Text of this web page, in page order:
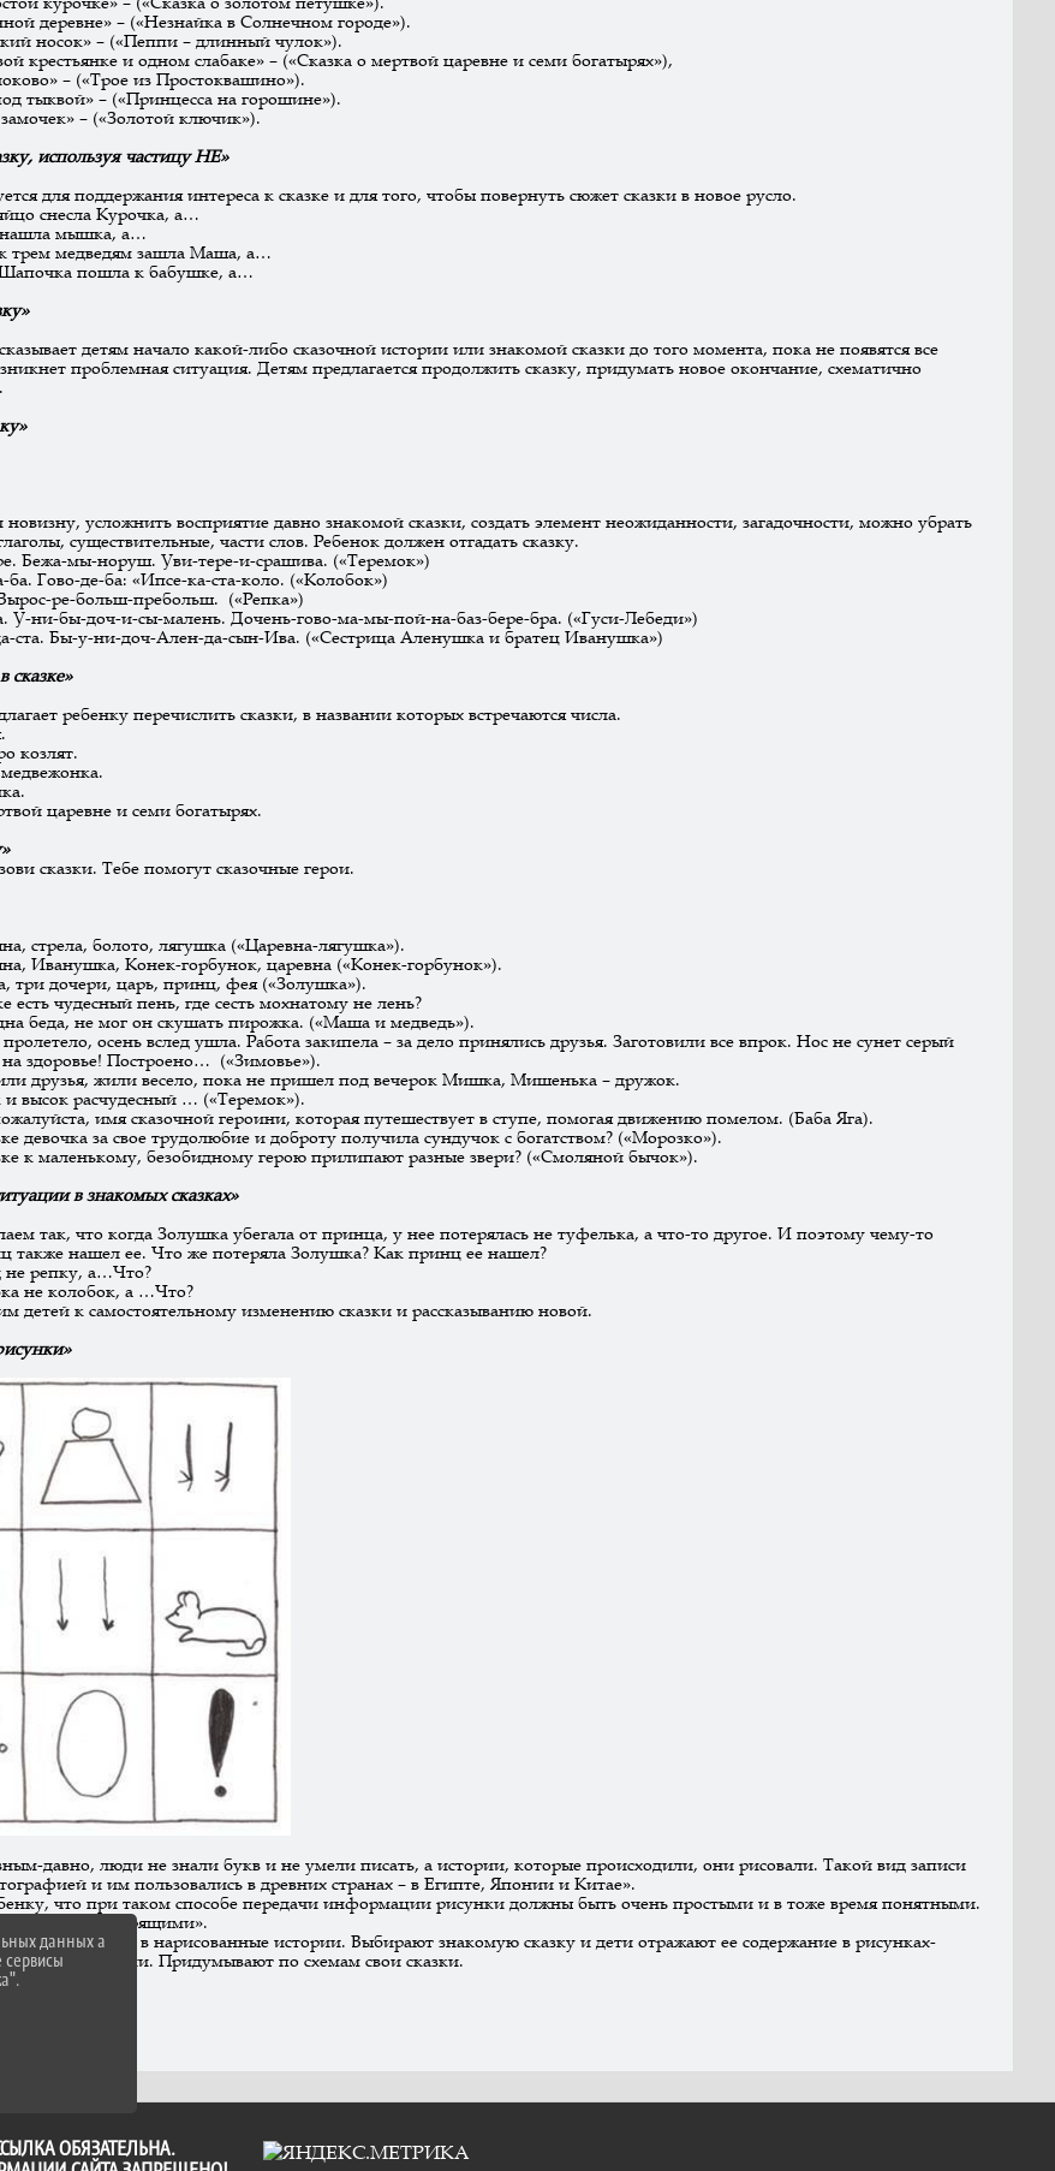
деревне» – («Незнайка в Солнечном городе»).
носок» – («Пеппи – длинный чулок»).
крестьянке и одном слабаке» – («Сказка о мертвой царевне и семи богатырях»),
– («Трое из Простоквашино»).
тыквой» – («Принцесса на горошине»).
– («Золотой ключик»).
используя частицу НЕ»
для поддержания интереса к сказке и для того, чтобы повернуть сюжет сказки в новое русло.
снесла Курочка, а…
мышка, а…
трем медведям зашла Маша, а…
пошла к бабушке, а…
детям начало какой-либо сказочной истории или знакомой сказки до того момента, пока не появятся все
проблемная ситуация. Детям предлагается продолжить сказку, придумать новое окончание, схематично
усложнить восприятие давно знакомой сказки, создать элемент неожиданности, загадочности, можно убрать
существительные, части слов. Ребенок должен отгадать сказку.
Бежа-мы-норуш. Уви-тере-и-срашива. («Теремок»)
Гово-де-ба: «Ипсе-ка-ста-коло. («Колобок»)
ре-больш-пребольш. («Репка»)
У-ни-бы-доч-и-сы-малень. Дочень-гово-ма-мы-пой-на-баз-бере-бра. («Гуси-Лебеди»)
ста. Бы-у-ни-доч-Ален-да-сын-Ива. («Сестрица Аленушка и братец Иванушка»)
сказке»
ребенку перечислить сказки, в названии которых встречаются числа.
козлят.
царевне и семи богатырях.
сказки. Тебе помогут сказочные герои.
стрела, болото, лягушка («Царевна-лягушка»).
Иванушка, Конек-горбунок, царевна («Конек-горбунок»).
три дочери, царь, принц, фея («Золушка»).
есть чудесный пень, где сесть мохнатому не лень?
беда, не мог он скушать пирожка. («Маша и медведь»).
осень вслед ушла. Работа закипела – за дело принялись друзья. Заготовили все впрок. Нос не сунет серый
здоровье! Построено… («Зимовье»).
друзья, жили весело, пока не пришел под вечерок Мишка, Мишенька – дружок.
высок расчудесный … («Теремок»).
имя сказочной героини, которая путешествует в ступе, помогая движению помелом. (Баба Яга).
девочка за свое трудолюбие и доброту получила сундучок с богатством? («Морозко»).
к маленькому, безобидному герою прилипают разные звери? («Смоляной бычок»).
в знакомых сказках»
так, что когда Золушка убегала от принца, у нее потерялась не туфелька, а что-то другое. И поэтому чему-то
также нашел ее. Что же потеряла Золушка? Как принц ее нашел?
не репку, а…Что?
не колобок, а …Что?
детей к самостоятельному изменению сказки и рассказыванию новой.
давно, люди не знали букв и не умели писать, а истории, которые происходили, они рисовали. Такой вид записи
и им пользовались в древних странах – в Египте, Японии и Китае».
что при таком способе передачи информации рисунки должны быть очень простыми и в тоже время понятными.
они будут «говорящими».
поиграть в нарисованные истории. Выбирают знакомую сказку и дети отражают ее содержание в рисунках-
«читают» истории. Придумывают по схемам свои сказки.
Ряба»)
ОБЯЗАТЕЛЬНА.
данных а
сервисы